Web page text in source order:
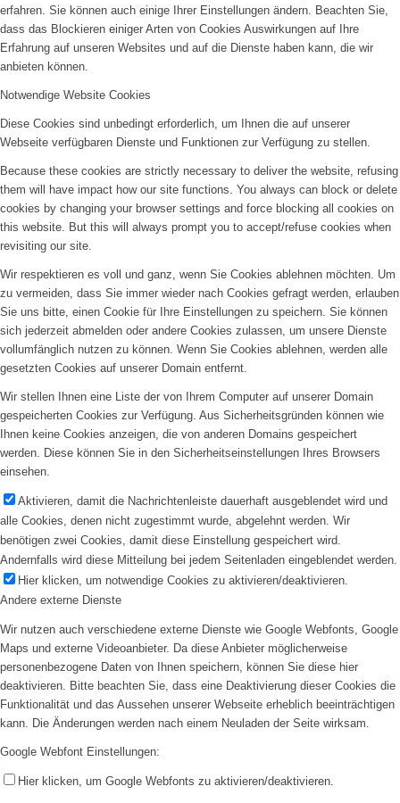
erfahren. Sie können auch einige Ihrer Einstellungen ändern. Beachten Sie,
dass das Blockieren einiger Arten von Cookies Auswirkungen auf Ihre
Erfahrung auf unseren Websites und auf die Dienste haben kann, die wir
anbieten können.
Notwendige Website Cookies
Diese Cookies sind unbedingt erforderlich, um Ihnen die auf unserer
Webseite verfügbaren Dienste und Funktionen zur Verfügung zu stellen.
Because these cookies are strictly necessary to deliver the website, refusing
them will have impact how our site functions. You always can block or delete
cookies by changing your browser settings and force blocking all cookies on
this website. But this will always prompt you to accept/refuse cookies when
revisiting our site.
Wir respektieren es voll und ganz, wenn Sie Cookies ablehnen möchten. Um
zu vermeiden, dass Sie immer wieder nach Cookies gefragt werden, erlauben
Sie uns bitte, einen Cookie für Ihre Einstellungen zu speichern. Sie können
sich jederzeit abmelden oder andere Cookies zulassen, um unsere Dienste
vollumfänglich nutzen zu können. Wenn Sie Cookies ablehnen, werden alle
gesetzten Cookies auf unserer Domain entfernt.
Wir stellen Ihnen eine Liste der von Ihrem Computer auf unserer Domain
gespeicherten Cookies zur Verfügung. Aus Sicherheitsgründen können wie
Ihnen keine Cookies anzeigen, die von anderen Domains gespeichert
werden. Diese können Sie in den Sicherheitseinstellungen Ihres Browsers
einsehen.
Aktivieren, damit die Nachrichtenleiste dauerhaft ausgeblendet wird und
alle Cookies, denen nicht zugestimmt wurde, abgelehnt werden. Wir
benötigen zwei Cookies, damit diese Einstellung gespeichert wird.
Andernfalls wird diese Mitteilung bei jedem Seitenladen eingeblendet werden.
Hier klicken, um notwendige Cookies zu aktivieren/deaktivieren.
Andere externe Dienste
Wir nutzen auch verschiedene externe Dienste wie Google Webfonts, Google
Maps und externe Videoanbieter. Da diese Anbieter möglicherweise
personenbezogene Daten von Ihnen speichern, können Sie diese hier
deaktivieren. Bitte beachten Sie, dass eine Deaktivierung dieser Cookies die
Funktionalität und das Aussehen unserer Webseite erheblich beeinträchtigen
kann. Die Änderungen werden nach einem Neuladen der Seite wirksam.
Google Webfont Einstellungen:
Hier klicken, um Google Webfonts zu aktivieren/deaktivieren.